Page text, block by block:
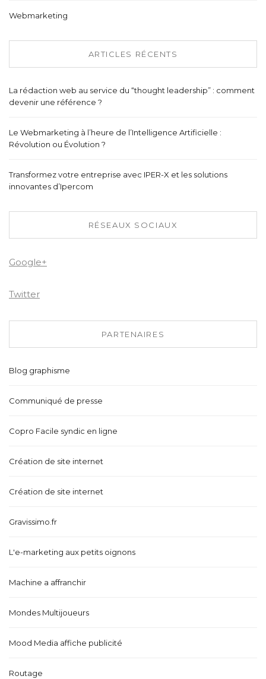
Webmarketing
ARTICLES RÉCENTS
La rédaction web au service du “thought leadership” : comment
devenir une référence ?
Le Webmarketing à l’heure de l’Intelligence Artificielle :
Révolution ou Évolution ?
Transformez votre entreprise avec IPER-X et les solutions
innovantes d’Ipercom
RÉSEAUX SOCIAUX
Google+
Twitter
PARTENAIRES
Blog graphisme
Communiqué de presse
Copro Facile syndic en ligne
Création de site internet
Création de site internet
Gravissimo.fr
L'e-marketing aux petits oignons
Machine a affranchir
Mondes Multijoueurs
Mood Media affiche publicité
Routage